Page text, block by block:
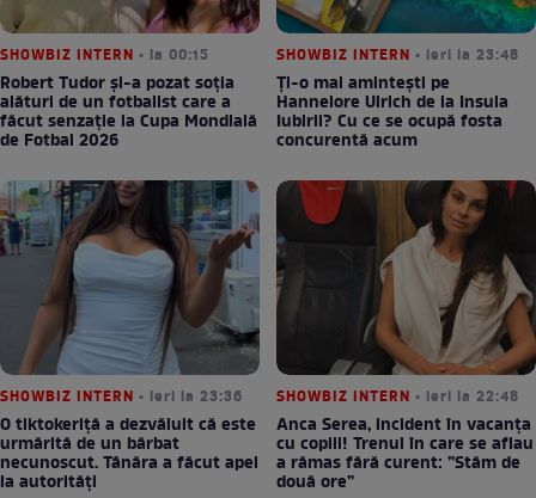
SHOWBIZ INTERN • la 00:15
Robert Tudor și-a pozat soția
alături de un fotbalist care a
făcut senzație la Cupa Mondială
de Fotbal 2026
SHOWBIZ INTERN • ieri la 23:48
Ți-o mai amintești pe
Hannelore Ulrich de la Insula
Iubirii? Cu ce se ocupă fosta
concurentă acum
SHOWBIZ INTERN • ieri la 23:36
O tiktokeriță a dezvăluit că este
urmărită de un bărbat
necunoscut. Tânăra a făcut apel
la autorități
SHOWBIZ INTERN • ieri la 22:48
Anca Serea, incident în vacanța
cu copiii! Trenul în care se aflau
a rămas fără curent: ”Stăm de
două ore”